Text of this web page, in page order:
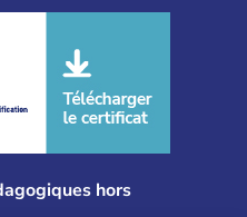
hors